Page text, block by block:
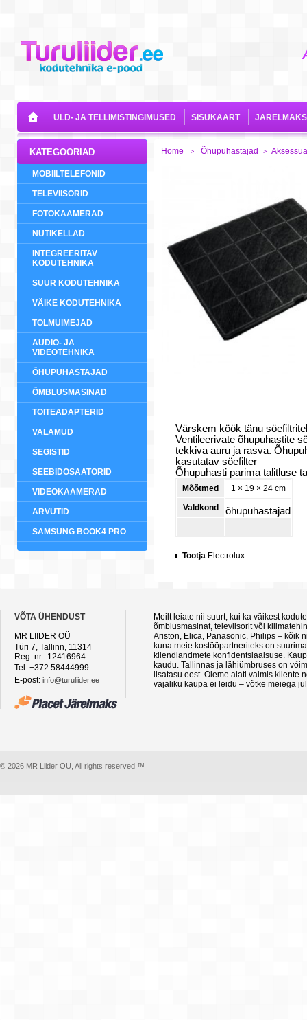
ÜLD- JA TELLIMISTINGIMUSED SISUKAART JÄRELMAKS
KATEGOORIAD
MOBIILTELEFONID
TELEVIISORID
FOTOKAAMERAD
NUTIKELLAD
INTEGREERITAV
KODUTEHNIKA
SUUR KODUTEHNIKA
VÄIKE KODUTEHNIKA
TOLMUIMEJAD
AUDIO- JA
VIDEOTEHNIKA
ÕHUPUHASTAJAD
ÕMBLUSMASINAD
TOITEADAPTERID
VALAMUD
SEGISTID
SEEBIDOSAATORID
VIDEOKAAMERAD
ARVUTID
SAMSUNG BOOK4 PRO
Home > Õhupuhastajad >
Värskem köök tänu
Ventileerivate õhupuhastite
tekkiva auru ja rasva.
kasutatav söefilter
Õhupuhasti parima talitluse
Mõõtmed
1 × 19 × 24 cm
Valdkond
õhupuhastajad
Tootja Electrolux
VÕTA ÜHENDUST
MR LIIDER OÜ
Türi 7, Tallinn, 11314
Reg. nr.: 12416964
Tel: +372 58444999
E-post: info@turuliider.ee
© 2026 MR Liider OÜ, All rights reserved ™
Meilt leiate nii suurt, kui ka väikest
õmblusmasinat, televiisorit või
Ariston, Elica, Panasonic, Philips – kõik
kuna meie kostööpartneriteks on
kliendiandmete konfidentsiaalsuse.
kaudu. Tallinnas ja lähiümbruses on
lisatasu eest. Oleme alati valmis kliente
vajaliku kaupa ei leidu – võtke meiega